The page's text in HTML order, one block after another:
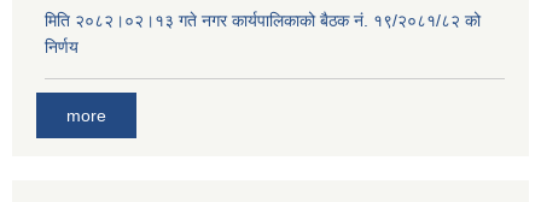
मिति २०८२।०२।१३ गते नगर कार्यपालिकाको बैठक नं. १९/२०८१/८२ को
निर्णय
more